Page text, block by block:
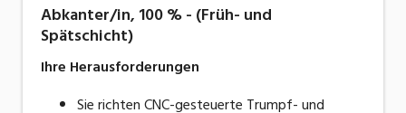
Abkanter/in, 100 % - (Früh- und
Spätschicht)
Ihre Herausforderungen
Sie richten CNC-gesteuerte Trumpf- und